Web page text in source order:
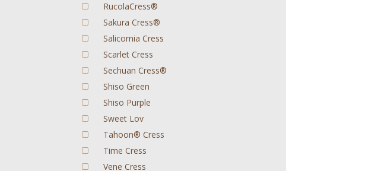
RucolaCress®
Sakura Cress®
Salicornia Cress
Scarlet Cress
Sechuan Cress®
Shiso Green
Shiso Purple
Sweet Lov
Tahoon® Cress
Time Cress
Vene Cress